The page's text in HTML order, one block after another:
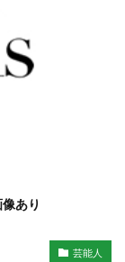
あり
芸能人